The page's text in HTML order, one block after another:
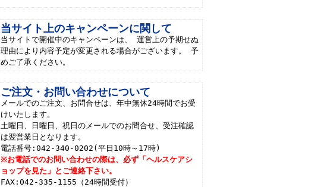
当サイト上のキャンペーンに関して
当サイトで開催中のキャンペーンは、 運営上の予期せぬ
理由により内容予定が変更される場合がございます。 予
めご了承ください。
ご注文・お問い合わせについて
メールでのご注文、お問合せは、年中無休24時間でお受
けいたします。
土曜日、日曜日、祝日のメールでのお問合せ、受注確認
は翌営業日となります。
電話番号:042-340-0202(平日10時～17時)
※お電話でのお問い合わせの際は、必ず「ヘルスケアシ
ョップを見た」とご連絡下さい。
FAX:042-335-1155（24時間受付）